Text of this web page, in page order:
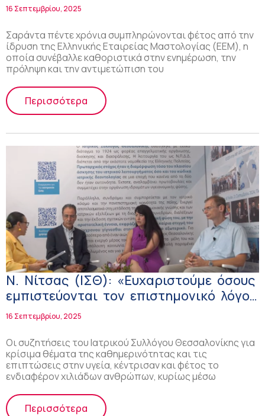
για τον προληπτικό μαστολογικό
έλεγχο
16 Σεπτεμβρίου, 2025
Σαράντα πέντε χρόνια συμπληρώνονται φέτος από την
ίδρυση της Ελληνικής Εταιρείας Μαστολογίας (ΕΕΜ), η
οποία συνέβαλλε καθοριστικά στην ενημέρωση, την
πρόληψη και την αντιμετώπιση του
Περισσότερα
Ν. Νίτσας (ΙΣΘ): «Ευχαριστούμε όσους
εμπιστεύονται τον επιστημονικό λόγο
για τα ζητήματα της υγείας στη ΔΕΘ»
16 Σεπτεμβρίου, 2025
Οι συζητήσεις του Ιατρικού Συλλόγου Θεσσαλονίκης για
κρίσιμα θέματα της καθημερινότητας και τις
επιπτώσεις στην υγεία, κέντρισαν και φέτος το
ενδιαφέρον χιλιάδων ανθρώπων, κυρίως μέσω
Περισσότερα